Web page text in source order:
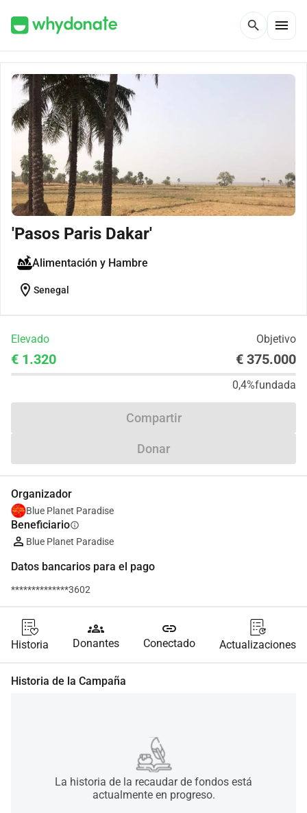
search menu
'Pasos Paris Dakar'
Alimentación y Hambre
location_on Senegal
Elevado Objetivo
€ 1.320 € 375.000
0,4%fundada
Compartir
Donar
Organizador
Blue Planet Paradise
Beneficiarioinfo
Blue Planet Paradise
Datos bancarios para el pago
**************3602
Historia
groups
Donantes
link
Conectado Actualizaciones
Historia de la Campaña
La historia de la recaudar de fondos está
actualmente en progreso.